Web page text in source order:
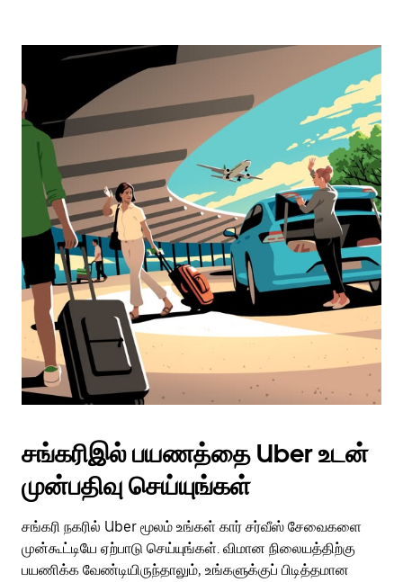
தேர்ந்தெடுக்கவும்.
மூட
எஸ்கேப்
பொத்தான்
அழுத்தவும்.
சங்கரிஇல் பயணத்தை Uber உடன்
முன்பதிவு செய்யுங்கள்
சங்கரி நகரில் Uber மூலம் உங்கள் கார் சர்வீஸ் சேவைகளை
முன்கூட்டியே ஏற்பாடு செய்யுங்கள். விமான நிலையத்திற்கு
பயணிக்க வேண்டியிருந்தாலும், உங்களுக்குப் பிடித்தமான